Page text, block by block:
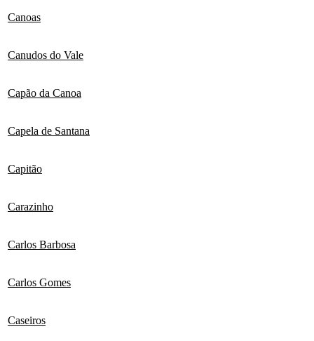
Canoas
Canudos do Vale
Capão da Canoa
Capela de Santana
Capitão
Carazinho
Carlos Barbosa
Carlos Gomes
Caseiros